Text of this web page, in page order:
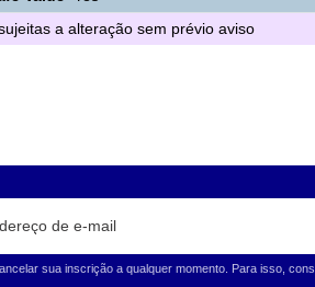
a alteração sem prévio aviso
sua inscrição a qualquer momento. Para isso,